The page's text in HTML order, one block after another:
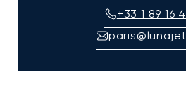
+33 1 89 16